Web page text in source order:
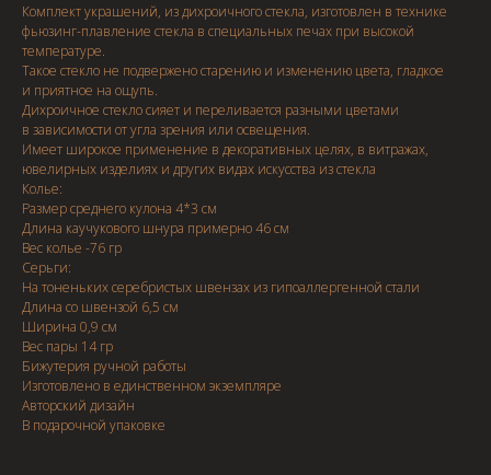
Комплект украшений, из дихроичного стекла, изготовлен в технике
фьюзинг-плавление стекла в специальных печах при высокой
температуре.
Такое стекло не подвержено старению и изменению цвета, гладкое
и приятное на ощупь.
Дихроичное стекло сияет и переливается разными цветами
в зависимости от угла зрения или освещения.
Имеет широкое применение в декоративных целях, в витражах,
ювелирных изделиях и других видах искусства из стекла
Колье:
Размер среднего кулона 4*3 см
Длина каучукового шнура примерно 46 см
Вес колье -76 гр
Серьги:
На тоненьких серебристых швензах из гипоаллергенной стали
Длина со швензой 6,5 см
Ширина 0,9 см
Вес пары 14 гр
Бижутерия ручной работы
Изготовлено в единственном экземпляре
Авторский дизайн
В подарочной упаковке